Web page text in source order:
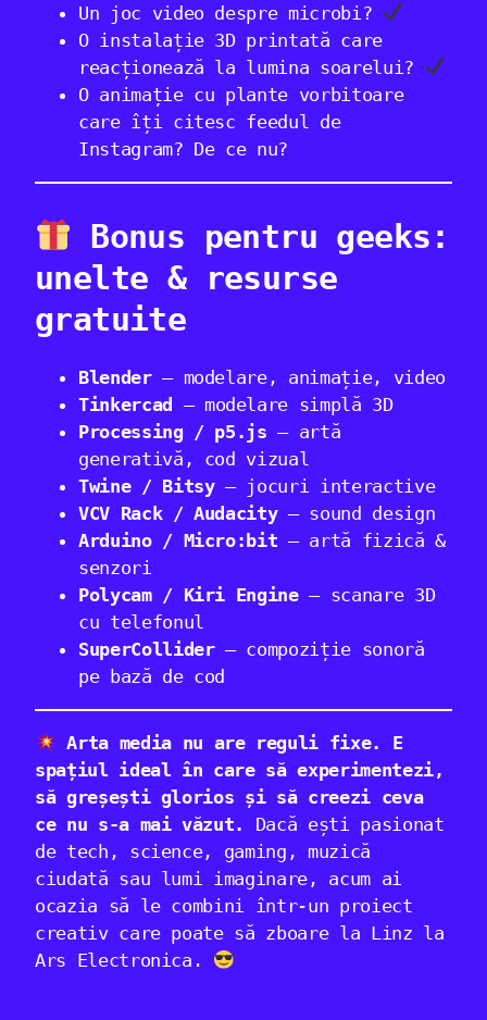
Un joc video despre microbi?
O instalație 3D printată care
reacționează la lumina soarelui?
O animație cu plante vorbitoare
care îți citesc feedul de
Instagram? De ce nu?
Bonus pentru geeks:
unelte & resurse
gratuite
Blender– modelare, animație, video
Tinkercad – modelare simplă 3D
Processing / p5.js – artă
generativă, cod vizual
Twine / Bitsy– jocuri interactive
VCV Rack / Audacity– sound design
Arduino / Micro:bit – artă fizică &
senzori
Polycam / Kiri Engine– scanare 3D
cu telefonul
SuperCollider– compoziție sonoră
pe bază de cod
Arta media nu are reguli fixe. E
spațiul ideal în care să experimentezi,
să greșești glorios și să creezi ceva
ce nu s-a mai văzut.
Dacă ești pasionat
de tech, science, gaming, muzică
ciudată sau lumi imaginare, acum ai
ocazia să le combini într-un proiect
creativ care poate să zboare la Linz la
Ars Electronica.